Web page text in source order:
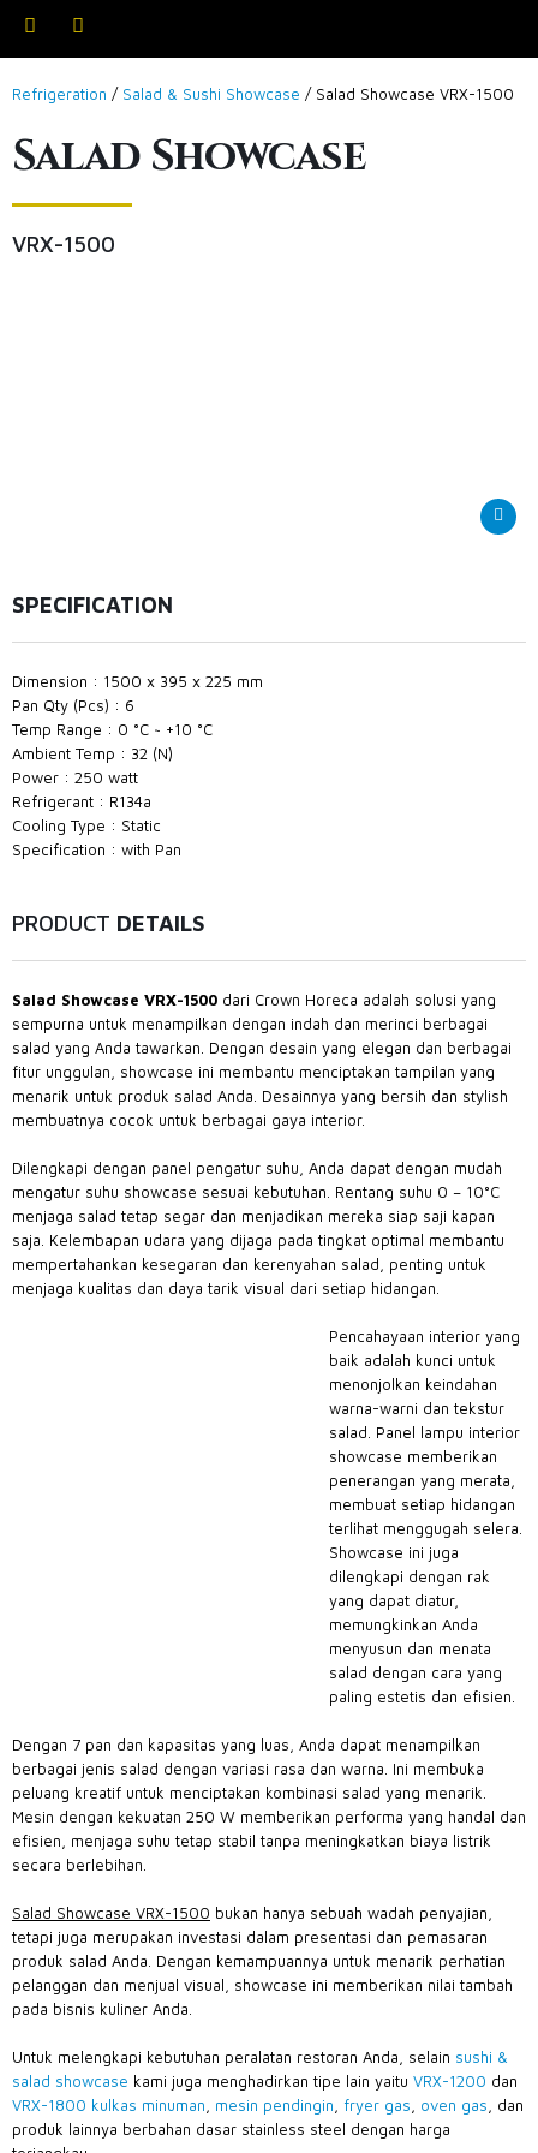
Refrigeration / Salad & Sushi Showcase / Salad Showcase VRX-1500
Salad Showcase
VRX-1500
SPECIFICATION
Dimension : 1500 x 395 x 225 mm
Pan Qty (Pcs) : 6
Temp Range : 0 °C ~ +10 °C
Ambient Temp : 32 (N)
Power : 250 watt
Refrigerant : R134a
Cooling Type : Static
Specification : with Pan
PRODUCT DETAILS
Salad Showcase VRX-1500 dari Crown Horeca adalah solusi yang
sempurna untuk menampilkan dengan indah dan merinci berbagai
salad yang Anda tawarkan. Dengan desain yang elegan dan berbagai
fitur unggulan, showcase ini membantu menciptakan tampilan yang
menarik untuk produk salad Anda. Desainnya yang bersih dan stylish
membuatnya cocok untuk berbagai gaya interior.
Dilengkapi dengan panel pengatur suhu, Anda dapat dengan mudah
mengatur suhu showcase sesuai kebutuhan. Rentang suhu 0 – 10°C
menjaga salad tetap segar dan menjadikan mereka siap saji kapan
saja. Kelembapan udara yang dijaga pada tingkat optimal membantu
mempertahankan kesegaran dan kerenyahan salad, penting untuk
menjaga kualitas dan daya tarik visual dari setiap hidangan.
Pencahayaan interior yang
baik adalah kunci untuk
menonjolkan keindahan
warna-warni dan tekstur
salad. Panel lampu interior
showcase memberikan
penerangan yang merata,
membuat setiap hidangan
terlihat menggugah selera.
Showcase ini juga
dilengkapi dengan rak
yang dapat diatur,
memungkinkan Anda
menyusun dan menata
salad dengan cara yang
paling estetis dan efisien.
Dengan 7 pan dan kapasitas yang luas, Anda dapat menampilkan
berbagai jenis salad dengan variasi rasa dan warna. Ini membuka
peluang kreatif untuk menciptakan kombinasi salad yang menarik.
Mesin dengan kekuatan 250 W memberikan performa yang handal dan
efisien, menjaga suhu tetap stabil tanpa meningkatkan biaya listrik
secara berlebihan.
Salad Showcase VRX-1500 bukan hanya sebuah wadah penyajian,
tetapi juga merupakan investasi dalam presentasi dan pemasaran
produk salad Anda. Dengan kemampuannya untuk menarik perhatian
pelanggan dan menjual visual, showcase ini memberikan nilai tambah
pada bisnis kuliner Anda.
Untuk melengkapi kebutuhan peralatan restoran Anda, selain sushi &
salad showcase kami juga menghadirkan tipe lain yaitu VRX-1200 dan
VRX-1800 kulkas minuman, mesin pendingin, fryer gas, oven gas, dan
produk lainnya berbahan dasar stainless steel dengan harga